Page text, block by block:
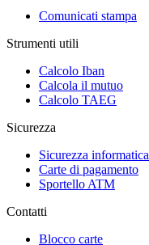
Comunicati stampa
Strumenti utili
Calcolo Iban
Calcola il mutuo
Calcolo TAEG
Sicurezza
Sicurezza informatica
Carte di pagamento
Sportello ATM
Contatti
Blocco carte